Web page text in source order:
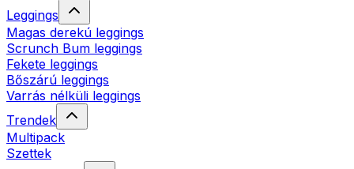
Leggings
Magas derekú leggings
Scrunch Bum leggings
Fekete leggings
Bőszárú leggings
Varrás nélküli leggings
Trendek
Multipack
Szettek